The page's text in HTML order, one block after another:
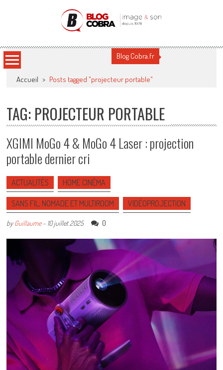
Blog Cobra
Blog Cobra.fr
Accueil > Posts tagged "projecteur portable"
TAG: PROJECTEUR PORTABLE
XGIMI MoGo 4 & MoGo 4 Laser : projection
portable dernier cri
ACTUALITÉS HOME CINÉMA
SANS FIL, NOMADE ET MULTIROOM VIDÉOPROJECTION
byGuillaume- 10 juillet 2025 0